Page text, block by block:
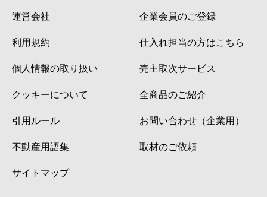
運営会社
利用規約
個人情報の取り扱い
クッキーについて
引用ルール
不動産用語集
サイトマップ
企業会員のご登録
仕入れ担当の方はこちら
売主取次サービス
全商品のご紹介
お問い合わせ（企業用）
取材のご依頼